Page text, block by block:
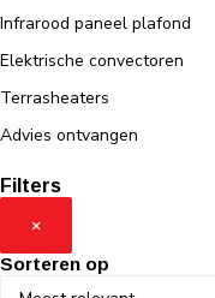
Infrarood paneel plafond
Elektrische convectoren
Terrasheaters
Advies ontvangen
Filters
×
Sorteren op